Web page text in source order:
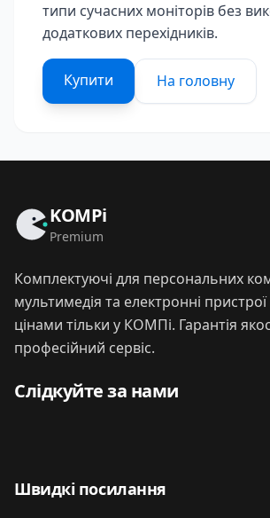
типи сучасних моніторів без
додаткових перехідників.
Купити На головну
KOMPi
Premium
Комплектуючі для персональних
мультимедія та електронні
цінами тільки у КОМПі. Гарантія
професійний сервіс.
Слідкуйте за нами
Швидкі посилання